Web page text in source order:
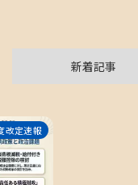
新着記事
改定速報